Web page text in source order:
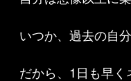
いつか、過去の自
だから、1日も早